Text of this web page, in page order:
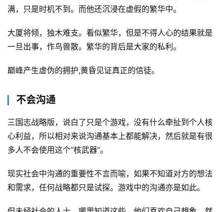
原
专
栏
满，只是时机不到。而他还沉浸在虚假的繁华中。
大厦将倾，独木难支。看似繁华，但是不得人心的结果就是
一旦出事，作鸟兽散。繁华的背后是大家的私利。
巅峰产生虚伪的拥护,黄昏见证真正的信徒。
不会沟通
三国志战略版，说白了只是个游戏，没有什么牵扯到个人核
心利益，所以相对来说沟通基本上都能解决，然后就是有很
多人不会使用这个“核武器”。
现实社会中沟通的重要性不言而喻，如果不知道对方的想法
和需求，任何战略都只是试探。游戏中的沟通亦是如此。